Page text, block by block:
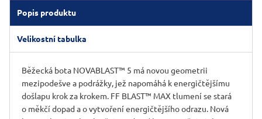
Popis produktu
Velikostní tabulka
Běžecká bota NOVABLAST™ 5 má novou geometrii
mezipodešve a podrážky, jež napomáhá k energičtějšímu
došlapu krok za krokem. FF BLAST™ MAX tlumení se stará
o měkčí dopad a o vytvoření energičtějšího odrazu. Nová